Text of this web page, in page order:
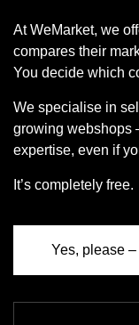
At WeMarket, we
compares their
You decide which
We specialise in
growing webshops
expertise, even if
It’s completely free.
Yes, please